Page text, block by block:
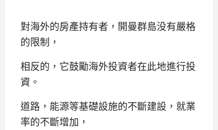
對海外的房產持有者，開曼群島没有嚴格
的限制，
相反的，它鼓勵海外投資者在此地進行投
資。
道路，能源等基礎設施的不斷建設，就業
率的不斷增加，